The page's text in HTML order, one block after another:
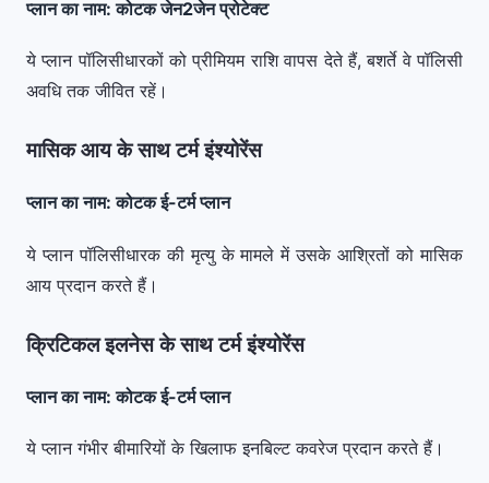
प्लान का नाम: कोटक जेन2जेन प्रोटेक्ट
ये प्लान पॉलिसीधारकों को प्रीमियम राशि वापस देते हैं, बशर्ते वे पॉलिसी
अवधि तक जीवित रहें।
मासिक आय के साथ टर्म इंश्योरेंस
प्लान का नाम: कोटक ई-टर्म प्लान
ये प्लान पॉलिसीधारक की मृत्यु के मामले में उसके आश्रितों को मासिक
आय प्रदान करते हैं।
क्रिटिकल इलनेस के साथ टर्म इंश्योरेंस
प्लान का नाम: कोटक ई-टर्म प्लान
ये प्लान गंभीर बीमारियों के खिलाफ इनबिल्ट कवरेज प्रदान करते हैं।